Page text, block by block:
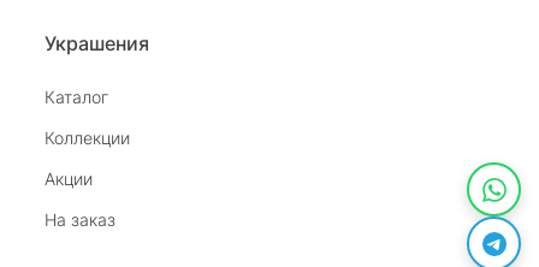
Украшения
Каталог
Коллекции
Акции
На заказ